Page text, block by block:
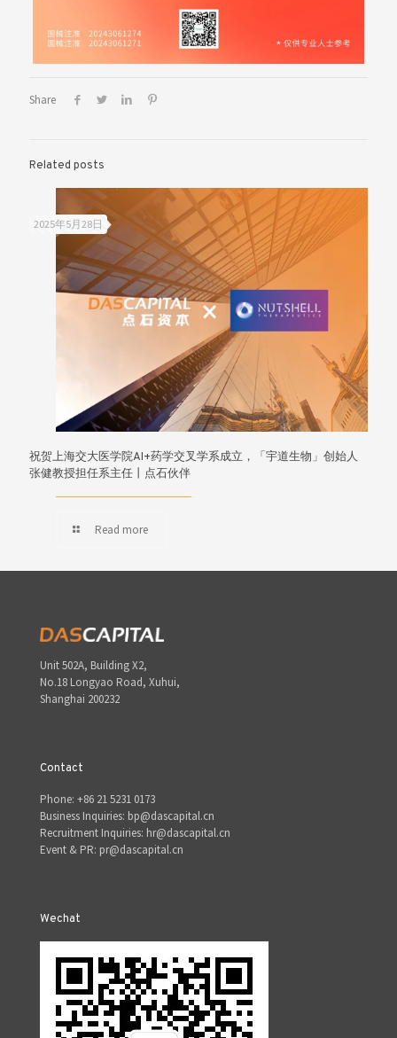
Share
Related posts
2025年5月28日
祝贺上海交大医学院AI+药学交叉学系成立，「宇道生物」创始人
张健教授担任系主任丨点石伙伴
Read more
Unit 502A, Building X2,
No.18 Longyao Road, Xuhui,
Shanghai 200232
Contact
Phone: +86 21 5231 0173
Business Inquiries: bp@dascapital.cn
Recruitment Inquiries: hr@dascapital.cn
Event & PR: pr@dascapital.cn
Wechat